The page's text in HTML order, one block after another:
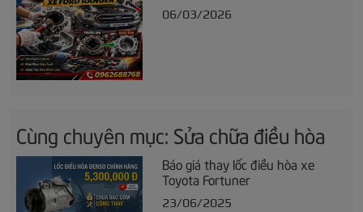
06/03/2026
Cùng chuyên mục: Sửa chữa điều hòa
Báo giá thay lốc điều hòa xe
Toyota Fortuner
23/06/2025